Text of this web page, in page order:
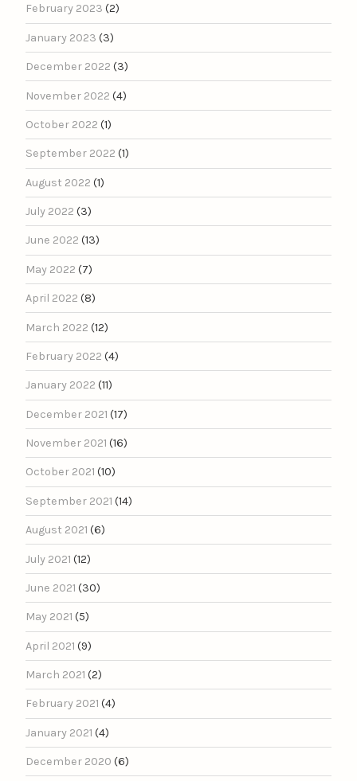
February 2023 (2)
January 2023 (3)
December 2022 (3)
November 2022 (4)
October 2022 (1)
September 2022 (1)
August 2022 (1)
July 2022 (3)
June 2022 (13)
May 2022 (7)
April 2022 (8)
March 2022 (12)
February 2022 (4)
January 2022 (11)
December 2021 (17)
November 2021 (16)
October 2021 (10)
September 2021 (14)
August 2021 (6)
July 2021 (12)
June 2021 (30)
May 2021 (5)
April 2021 (9)
March 2021 (2)
February 2021 (4)
January 2021 (4)
December 2020 (6)